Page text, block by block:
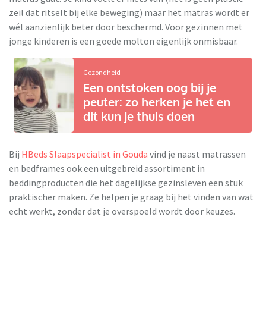
zeil dat ritselt bij elke beweging) maar het matras wordt er
wél aanzienlijk beter door beschermd. Voor gezinnen met
jonge kinderen is een goede molton eigenlijk onmisbaar.
Gezondheid
Een ontstoken oog bij je
peuter: zo herken je het en
dit kun je thuis doen
Bij HBeds Slaapspecialist in Gouda vind je naast matrassen
en bedframes ook een uitgebreid assortiment in
beddingproducten die het dagelijkse gezinsleven een stuk
praktischer maken. Ze helpen je graag bij het vinden van wat
echt werkt, zonder dat je overspoeld wordt door keuzes.